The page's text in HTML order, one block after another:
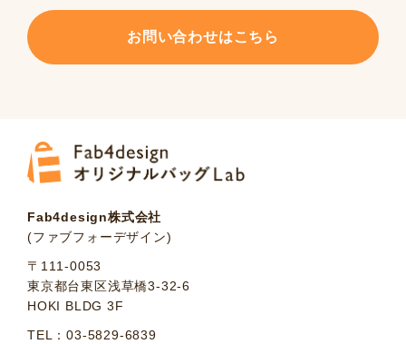
お問い合わせはこちら
Fab4design株式会社
(ファブフォーデザイン)
〒111-0053
東京都台東区浅草橋3-32-6
HOKI BLDG 3F
TEL：03-5829-6839